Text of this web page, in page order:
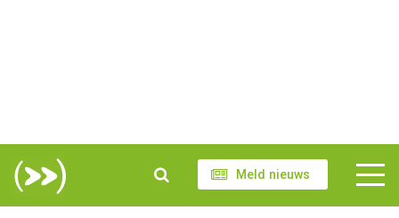
Meld nieuws